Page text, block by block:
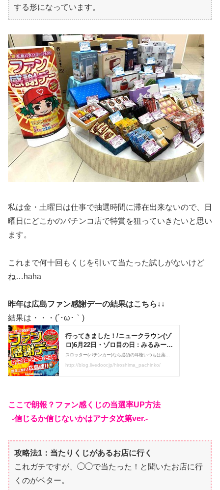
する形になっています。
私は金・土曜日は仕事で抽選時間に滞在出来ないので、日
曜日にどこかのパチンコ店で特賞を狙っていきたいと思い
ます。
これまで何十回もくじを引いて当たった試しがないけど
ね…haha
昨年は広島ファン感謝デーの結果はこちら↓↓
結果は・・・(´･ω･｀)
ここで朗報？ファン感くじの当選率UP方法
-信じるか信じないかはアナタ次第ver.-
攻略法1：当たりくじがあるお店に行く
これガチですが、◯◯で当たった！と聞いたお店に行
くのがベター。